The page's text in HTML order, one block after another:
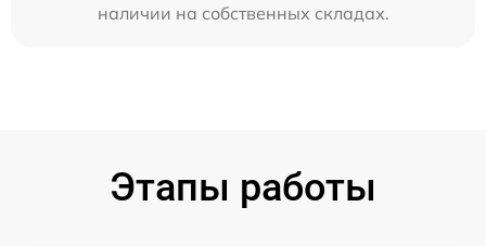
наличии на собственных складах.
Этапы работы